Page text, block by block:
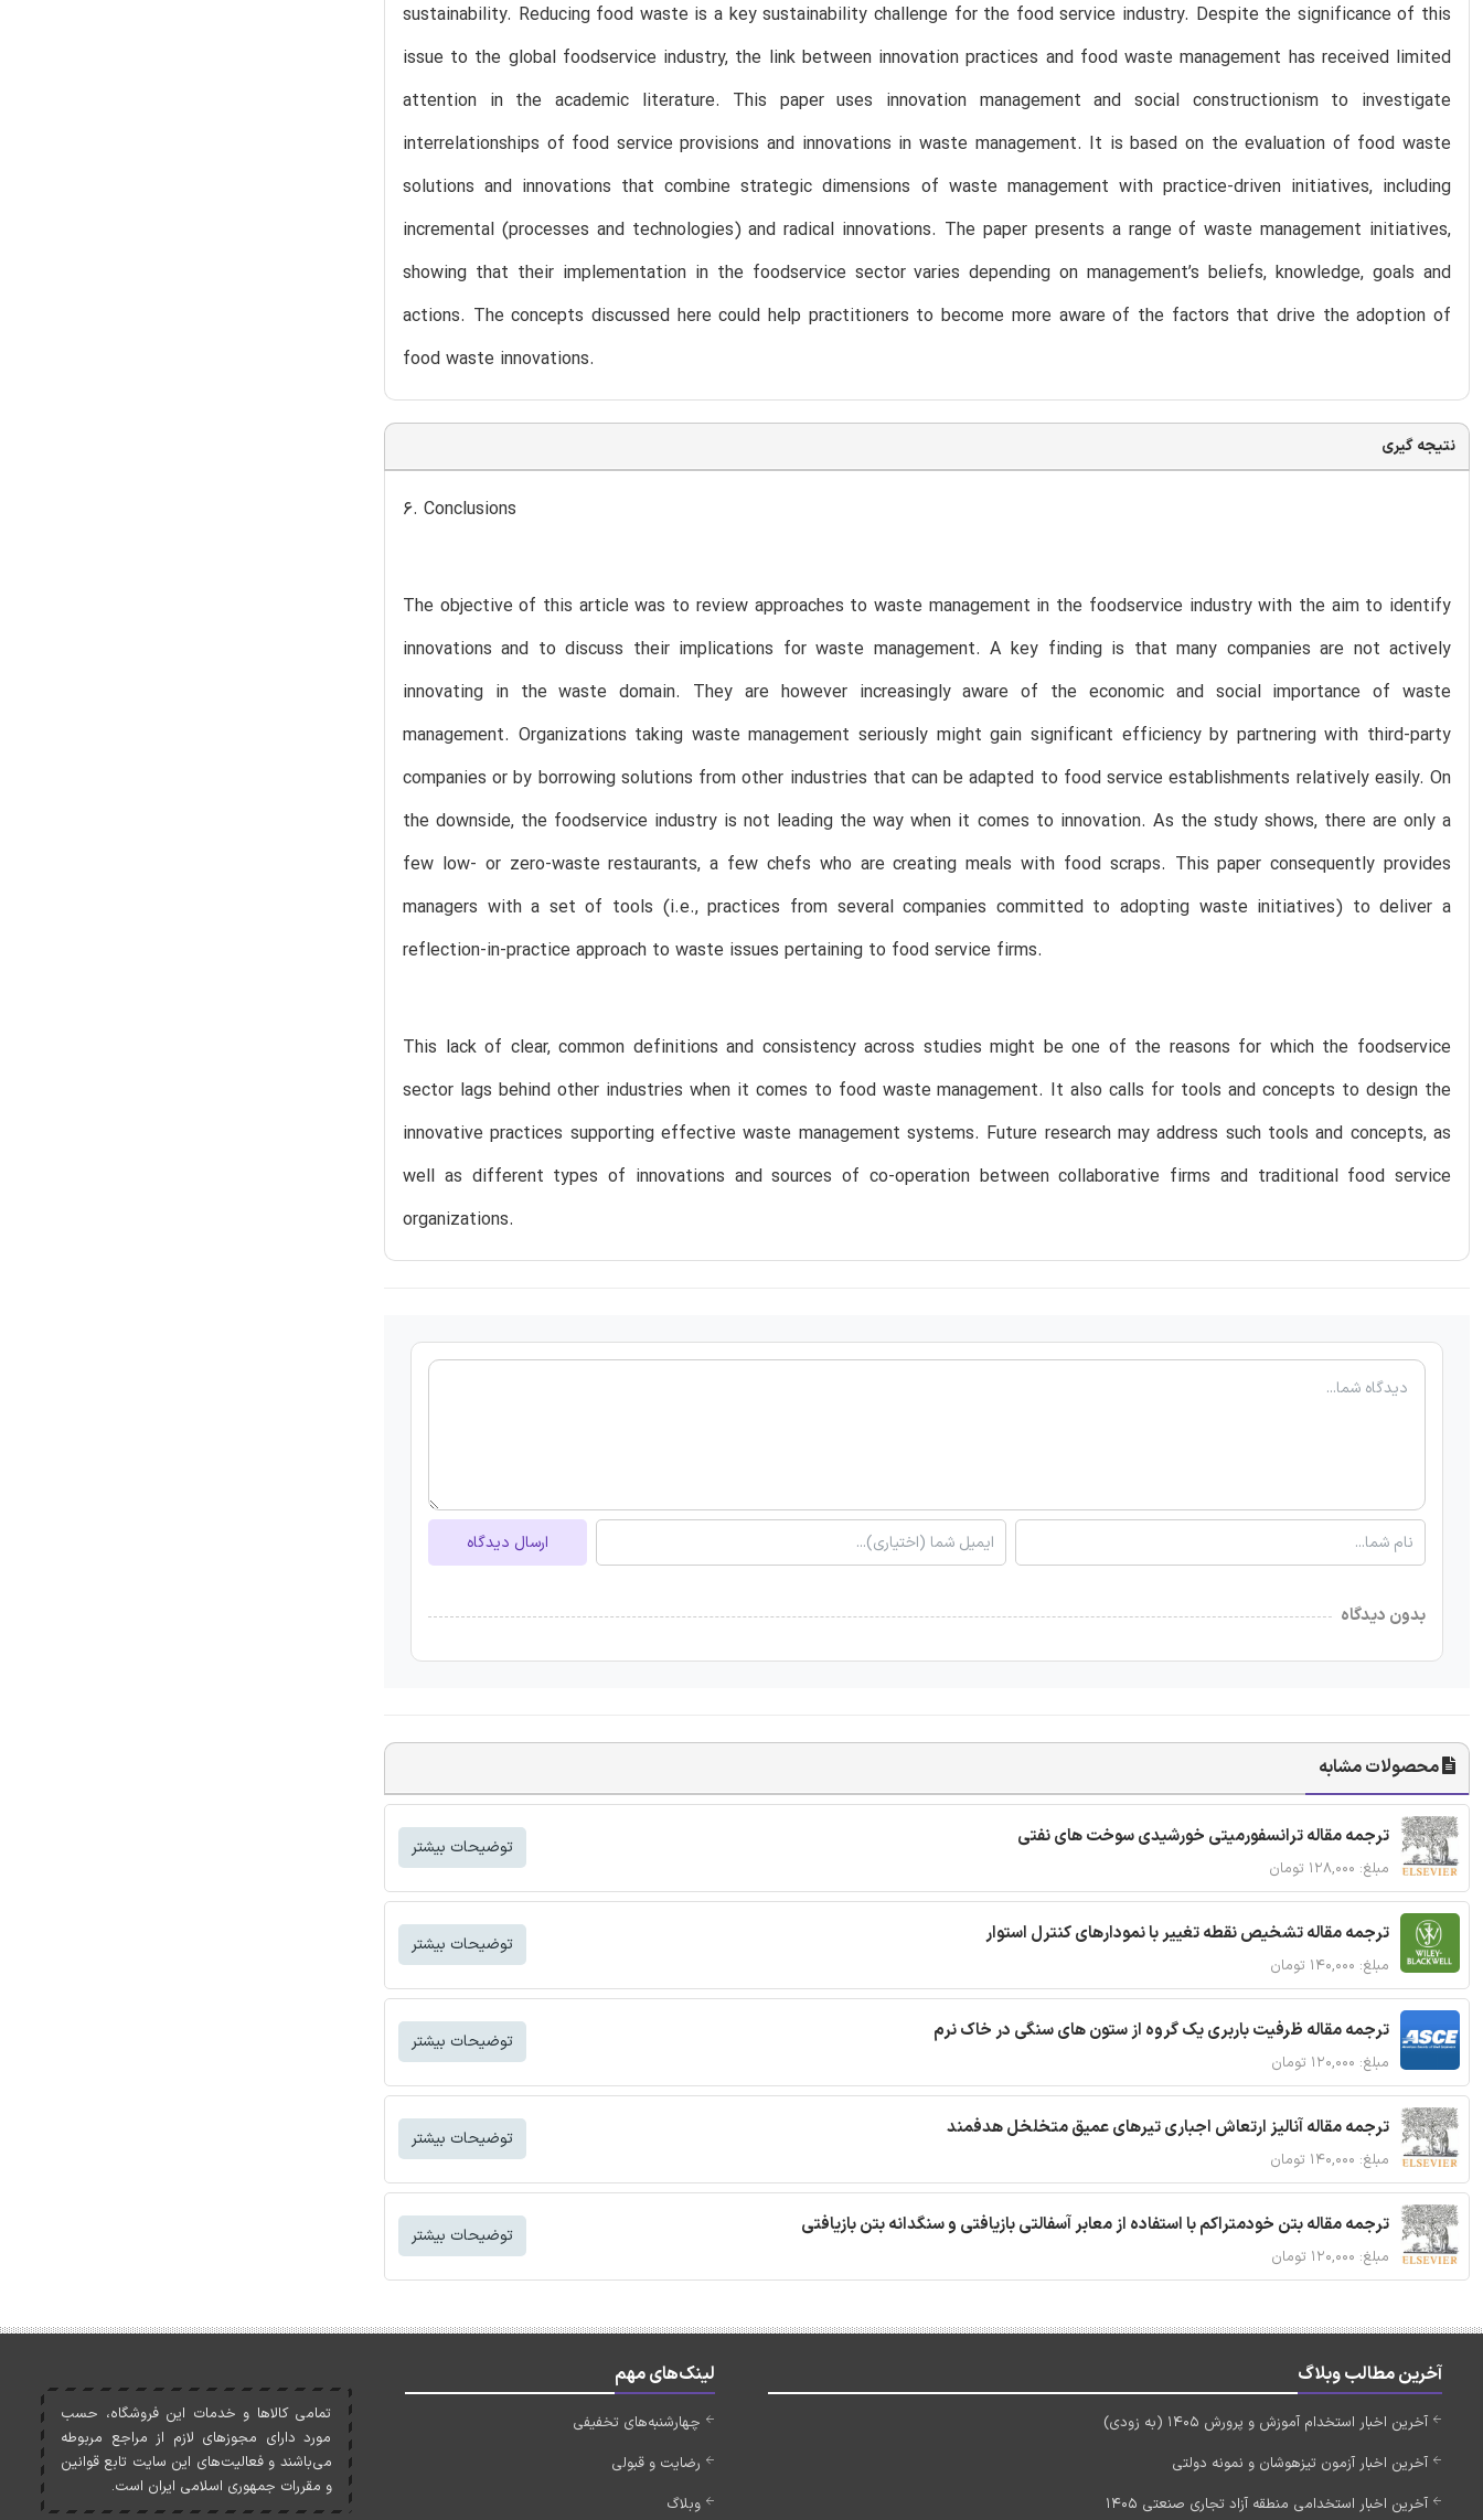
sustainability. Reducing food waste is a key sustainability challenge for the food service industry. Despite the significance of this
issue to the global foodservice industry, the link between innovation practices and food waste management has received limited
attention in the academic literature. This paper uses innovation management and social constructionism to investigate
interrelationships of food service provisions and innovations in waste management. It is based on the evaluation of food waste
solutions and innovations that combine strategic dimensions of waste management with practice-driven initiatives, including
incremental (processes and technologies) and radical innovations. The paper presents a range of waste management initiatives,
showing that their implementation in the foodservice sector varies depending on management’s beliefs, knowledge, goals and
actions. The concepts discussed here could help practitioners to become more aware of the factors that drive the adoption of
food waste innovations.
نتیجه گیری
6. Conclusions
The objective of this article was to review approaches to waste management in the foodservice industry with the aim to identify
innovations and to discuss their implications for waste management. A key finding is that many companies are not actively
innovating in the waste domain. They are however increasingly aware of the economic and social importance of waste
management. Organizations taking waste management seriously might gain significant efficiency by partnering with third-party
companies or by borrowing solutions from other industries that can be adapted to food service establishments relatively easily. On
the downside, the foodservice industry is not leading the way when it comes to innovation. As the study shows, there are only a
few low- or zero-waste restaurants, a few chefs who are creating meals with food scraps. This paper consequently provides
managers with a set of tools (i.e., practices from several companies committed to adopting waste initiatives) to deliver a
reflection-in-practice approach to waste issues pertaining to food service firms.
This lack of clear, common definitions and consistency across studies might be one of the reasons for which the foodservice
sector lags behind other industries when it comes to food waste management. It also calls for tools and concepts to design the
innovative practices supporting effective waste management systems. Future research may address such tools and concepts, as
well as different types of innovations and sources of co-operation between collaborative firms and traditional food service
organizations.
ارسال دیدگاه
بدون دیدگاه
محصولات مشابه
ترجمه مقاله ترانسفورمیتی خورشیدی سوخت های نفتی
مبلغ: ۱۲۸,۰۰۰ تومان
توضیحات بیشتر
ترجمه مقاله تشخیص نقطه تغییر با نمودارهای کنترل استوار
مبلغ: ۱۴۰,۰۰۰ تومان
توضیحات بیشتر
ترجمه مقاله ظرفیت باربری یک گروه از ستون های سنگی در خاک نرم
مبلغ: ۱۲۰,۰۰۰ تومان
توضیحات بیشتر
ترجمه مقاله آنالیز ارتعاش اجباری تیرهای عمیق متخلخل هدفمند
مبلغ: ۱۴۰,۰۰۰ تومان
توضیحات بیشتر
ترجمه مقاله بتن خودمتراکم با استفاده از معابر آسفالتی بازیافتی و سنگدانه بتن بازیافتی
مبلغ: ۱۲۰,۰۰۰ تومان
توضیحات بیشتر
آخرین مطالب وبلاگ
آخرین اخبار استخدام آموزش و پرورش 1405 (به زودی)
آخرین اخبار آزمون تیزهوشان و نمونه دولتی
آخرین اخبار استخدامی منطقه آزاد تجاری صنعتی 1405
لینک‌های مهم
چهارشنبه‌های تخفیفی
رضایت و قبولی
وبلاگ
تمامی کالاها و خدمات اين فروشگاه، حسب
مورد دارای مجوزهای لازم از مراجع مربوطه
می‌باشند و فعاليت‌های اين سايت تابع قوانين
و مقررات جمهوری اسلامی ايران است.